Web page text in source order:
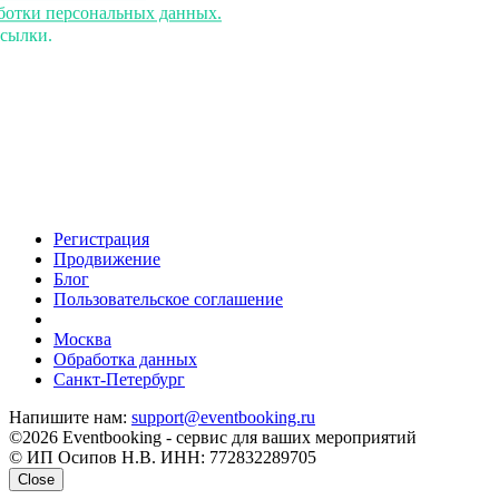
персональных данных.
Регистрация
Продвижение
Блог
Пользовательское соглашение
Москва
Обработка данных
Санкт-Петербург
Напишите нам: support@eventbooking.ru
©2026 Eventbooking - сервис для ваших мероприятий
© ИП Осипов Н.В. ИНН: 772832289705
Close